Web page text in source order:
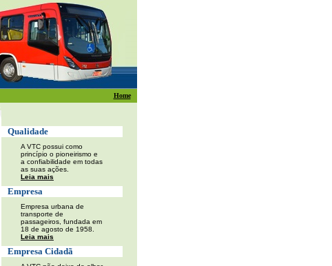
Home
Qualidade
A VTC possui como
princípio o pioneirismo e
a confiabilidade em todas
as suas ações.
Leia mais
Empresa
Empresa urbana de
transporte de
passageiros, fundada em
18 de agosto de 1958.
Leia mais
Empresa Cidadã